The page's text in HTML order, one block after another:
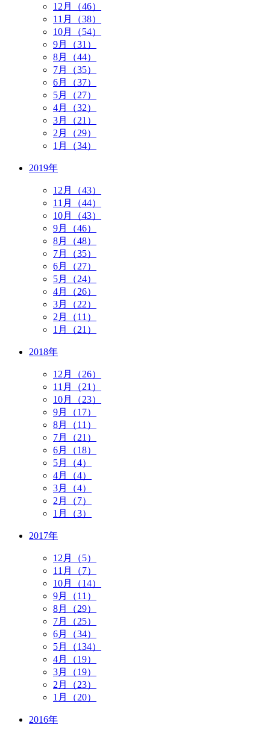
12月（46）
11月（38）
10月（54）
9月（31）
8月（44）
7月（35）
6月（37）
5月（27）
4月（32）
3月（21）
2月（29）
1月（34）
2019年
12月（43）
11月（44）
10月（43）
9月（46）
8月（48）
7月（35）
6月（27）
5月（24）
4月（26）
3月（22）
2月（11）
1月（21）
2018年
12月（26）
11月（21）
10月（23）
9月（17）
8月（11）
7月（21）
6月（18）
5月（4）
4月（4）
3月（4）
2月（7）
1月（3）
2017年
12月（5）
11月（7）
10月（14）
9月（11）
8月（29）
7月（25）
6月（34）
5月（134）
4月（19）
3月（19）
2月（23）
1月（20）
2016年